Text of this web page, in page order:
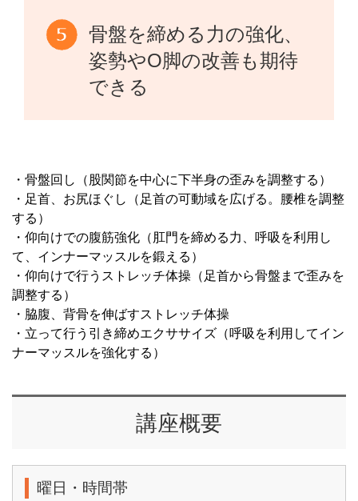
骨盤を締める力の強化、
姿勢やO脚の改善も期待
できる
・骨盤回し（股関節を中心に下半身の歪みを調整する）
・足首、お尻ほぐし（足首の可動域を広げる。腰椎を調整
する）
・仰向けでの腹筋強化（肛門を締める力、呼吸を利用し
て、インナーマッスルを鍛える）
・仰向けで行うストレッチ体操（足首から骨盤まで歪みを
調整する）
・脇腹、背骨を伸ばすストレッチ体操
・立って行う引き締めエクササイズ（呼吸を利用してイン
ナーマッスルを強化する）
講座概要
曜日・時間帯